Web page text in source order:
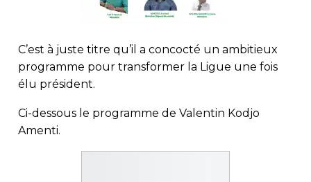
C’est à juste titre qu’il a concocté un ambitieux
programme pour transformer la Ligue une fois
élu président.
Ci-dessous le programme de Valentin Kodjo
Amenti.